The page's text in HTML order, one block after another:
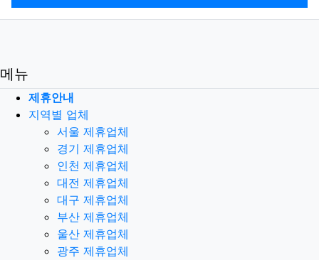
메뉴
제휴안내
지역별 업체
서울 제휴업체
경기 제휴업체
인천 제휴업체
대전 제휴업체
대구 제휴업체
부산 제휴업체
울산 제휴업체
광주 제휴업체